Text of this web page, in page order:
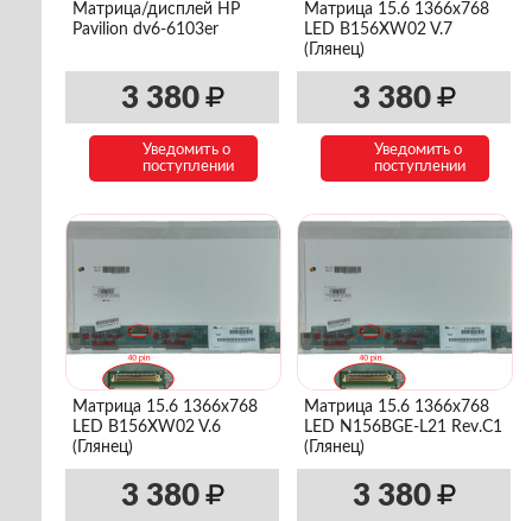
Матрица/дисплей HP
Pavilion dv6-6103er
3 380
Уведомить о
поступлении
Матрица 15.6 1366x768
LED B156XW02 V.7
(Глянец)
3 380
Уведомить о
поступлении
Матрица 15.6 1366x768
LED B156XW02 V.6
(Глянец)
3 380
Матрица 15.6 1366x768
LED N156BGE-L21 Rev.C1
(Глянец)
3 380